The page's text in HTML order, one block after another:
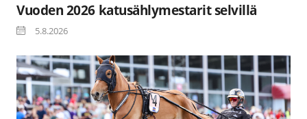
Vuoden 2026 katusählymestarit selvillä
5.8.2026